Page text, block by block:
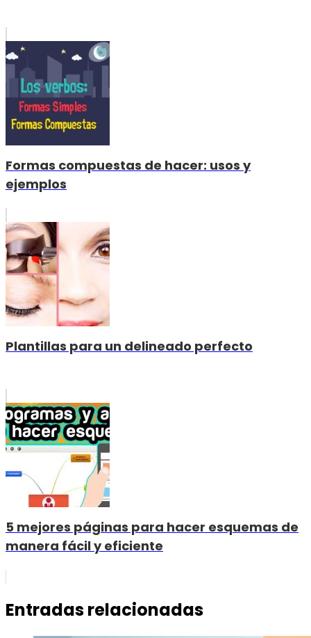
Formas compuestas de hacer: usos y
ejemplos
Plantillas para un delineado perfecto
5 mejores páginas para hacer esquemas de
manera fácil y eficiente
Entradas relacionadas